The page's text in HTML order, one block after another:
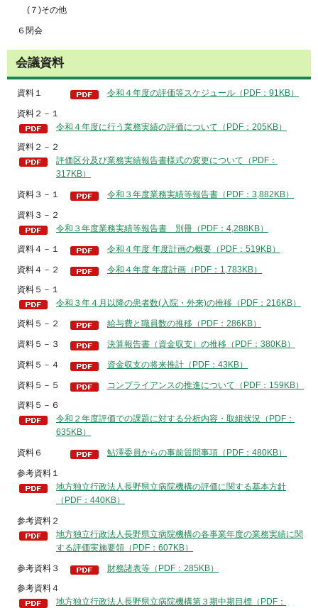
(７)その他
６閉会
会議資料
資料１ 令和４年度の評価等スケジュール（PDF：91KB）
資料２－１
令和４年度に行う業務実績の評価について（PDF：205KB）
資料２－２
評価区分及び業務実績報告書様式の変更について（PDF：
317KB）
資料３－１ 令和３年度業務実績等報告書（PDF：3,882KB）
資料３－２
令和３年度業務実績等報告書 別冊（PDF：4,288KB）
資料４－１ 令和４年度 年度計画の概要（PDF：519KB）
資料４－２ 令和４年度 年度計画（PDF：1,783KB）
資料５－１
令和３年４月以降の患者数(入院・外来)の推移（PDF：216KB）
資料５－２ 給与費と職員数の推移（PDF：286KB）
資料５－３ 決算報告書（資金収支）の推移（PDF：380KB）
資料５－４ 資金収支の将来推計（PDF：43KB）
資料５－５ コンプライアンスの推進について（PDF：159KB）
資料５－６
令和２年度評価での課題に対する分析内容・取組状況（PDF：
635KB）
資料６ 鮎澤委員からの事前質問事項（PDF：480KB）
参考資料１
地方独立行政法人長野県立病院機構の評価に関する基本方針
（PDF：440KB）
参考資料２
地方独立行政法人長野県立病院機構の各事業年度の業務実績に関
する評価実施要領（PDF：607KB）
参考資料３ 財務諸表等（PDF：285KB）
参考資料４
地方独立行政法人長野県立病院機構第３期中期目標（PDF：